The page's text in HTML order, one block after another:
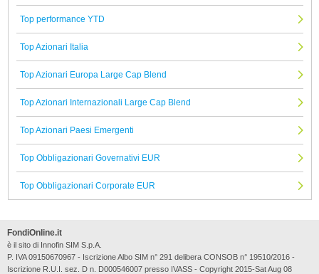
Top performance YTD
Top Azionari Italia
Top Azionari Europa Large Cap Blend
Top Azionari Internazionali Large Cap Blend
Top Azionari Paesi Emergenti
Top Obbligazionari Governativi EUR
Top Obbligazionari Corporate EUR
FondiOnline.it
è il sito di Innofin SIM S.p.A.
P. IVA 09150670967 - Iscrizione Albo SIM n° 291 delibera CONSOB n° 19510/2016 -
Iscrizione R.U.I. sez. D n. D000546007 presso IVASS - Copyright 2015-Sat Aug 08